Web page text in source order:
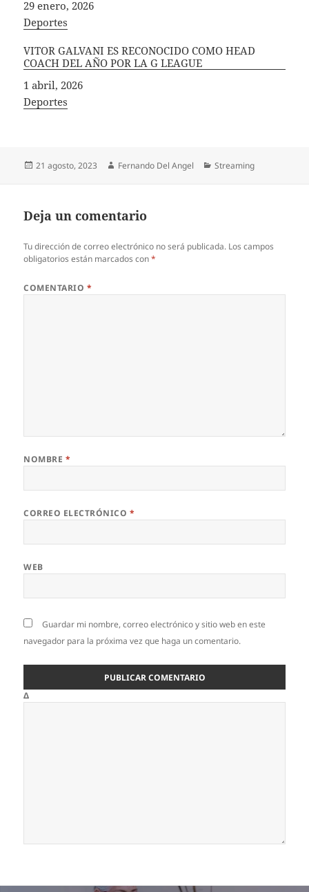
Fecha
29 enero, 2026
In relation to
Deportes
VITOR GALVANI ES RECONOCIDO COMO HEAD
COACH DEL AÑO POR LA G LEAGUE
Fecha
1 abril, 2026
In relation to
Deportes
Publicado
21 agosto, 2023 Autor
Fernando Del Angel Categorías
Streaming
Deja un comentario
Tu dirección de correo electrónico no será publicada. Los campos
obligatorios están marcados con*
COMENTARIO *
NOMBRE *
CORREO ELECTRÓNICO *
WEB
Guardar mi nombre, correo electrónico y sitio web en este
navegador para la próxima vez que haga un comentario.
Δ